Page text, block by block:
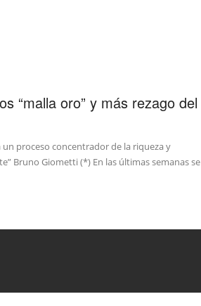
“malla oro” y más rezago del
un proceso concentrador de la riqueza y
Bruno Giometti (*) En las últimas semanas se